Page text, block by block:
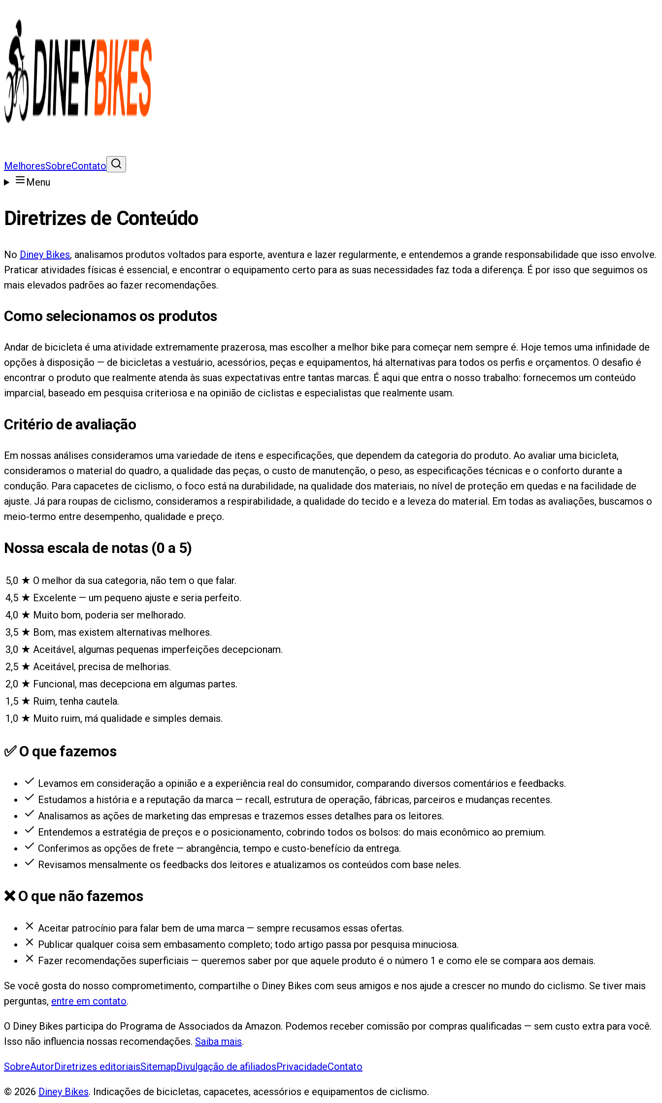
MelhoresSobreContato
Menu
Diretrizes de Conteúdo
No Diney Bikes, analisamos produtos voltados para esporte, aventura e lazer regularmente, e entendemos a grande responsabilidade que isso envolve.
Praticar atividades físicas é essencial, e encontrar o equipamento certo para as suas necessidades faz toda a diferença. É por isso que seguimos os
mais elevados padrões ao fazer recomendações.
Como selecionamos os produtos
Andar de bicicleta é uma atividade extremamente prazerosa, mas escolher a melhor bike para começar nem sempre é. Hoje temos uma infinidade de
opções à disposição — de bicicletas a vestuário, acessórios, peças e equipamentos, há alternativas para todos os perfis e orçamentos. O desafio é
encontrar o produto que realmente atenda às suas expectativas entre tantas marcas. É aqui que entra o nosso trabalho: fornecemos um conteúdo
imparcial, baseado em pesquisa criteriosa e na opinião de ciclistas e especialistas que realmente usam.
Critério de avaliação
Em nossas análises consideramos uma variedade de itens e especificações, que dependem da categoria do produto. Ao avaliar uma bicicleta,
consideramos o material do quadro, a qualidade das peças, o custo de manutenção, o peso, as especificações técnicas e o conforto durante a
condução. Para capacetes de ciclismo, o foco está na durabilidade, na qualidade dos materiais, no nível de proteção em quedas e na facilidade de
ajuste. Já para roupas de ciclismo, consideramos a respirabilidade, a qualidade do tecido e a leveza do material. Em todas as avaliações, buscamos o
meio-termo entre desempenho, qualidade e preço.
Nossa escala de notas (0 a 5)
5,0 ★ O melhor da sua categoria, não tem o que falar.
4,5 ★ Excelente — um pequeno ajuste e seria perfeito.
4,0 ★ Muito bom, poderia ser melhorado.
3,5 ★ Bom, mas existem alternativas melhores.
3,0 ★ Aceitável, algumas pequenas imperfeições decepcionam.
2,5 ★ Aceitável, precisa de melhorias.
2,0 ★ Funcional, mas decepciona em algumas partes.
1,5 ★ Ruim, tenha cautela.
1,0 ★ Muito ruim, má qualidade e simples demais.
✅ O que fazemos
Levamos em consideração a opinião e a experiência real do consumidor, comparando diversos comentários e feedbacks.
Estudamos a história e a reputação da marca — recall, estrutura de operação, fábricas, parceiros e mudanças recentes.
Analisamos as ações de marketing das empresas e trazemos esses detalhes para os leitores.
Entendemos a estratégia de preços e o posicionamento, cobrindo todos os bolsos: do mais econômico ao premium.
Conferimos as opções de frete — abrangência, tempo e custo-benefício da entrega.
Revisamos mensalmente os feedbacks dos leitores e atualizamos os conteúdos com base neles.
❌ O que não fazemos
Aceitar patrocínio para falar bem de uma marca — sempre recusamos essas ofertas.
Publicar qualquer coisa sem embasamento completo; todo artigo passa por pesquisa minuciosa.
Fazer recomendações superficiais — queremos saber por que aquele produto é o número 1 e como ele se compara aos demais.
Se você gosta do nosso comprometimento, compartilhe o Diney Bikes com seus amigos e nos ajude a crescer no mundo do ciclismo. Se tiver mais
perguntas, entre em contato.
O Diney Bikes participa do Programa de Associados da Amazon. Podemos receber comissão por compras qualificadas — sem custo extra para você.
Isso não influencia nossas recomendações. Saiba mais.
SobreAutorDiretrizes editoriaisSitemapDivulgação de afiliadosPrivacidadeContato
© 2026 Diney Bikes. Indicações de bicicletas, capacetes, acessórios e equipamentos de ciclismo.